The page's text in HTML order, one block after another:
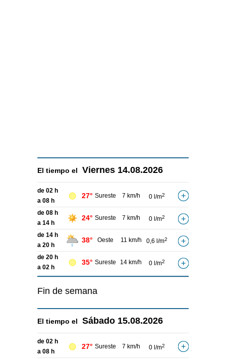
El tiempo el Viernes 14.08.2026
de 02 h
a 08 h
27° Sureste 7 km/h 0 l/m2
de 08 h
a 14 h
24° Sureste 7 km/h 0 l/m2
de 14 h
a 20 h
38° Oeste 11 km/h 0,6 l/m2
de 20 h
a 02 h
35° Sureste 14 km/h 0 l/m2
Fin de semana
El tiempo el Sábado 15.08.2026
de 02 h
a 08 h
27° Sureste 7 km/h 0 l/m2